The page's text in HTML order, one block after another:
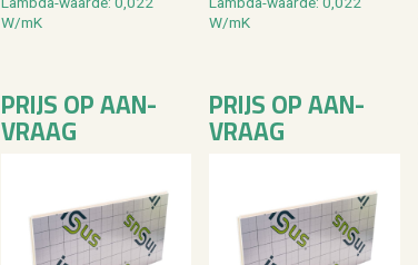
W/mK
PRIJS OP AAN­
VRAAG
W/mK
PRIJS OP AAN­
VRAAG